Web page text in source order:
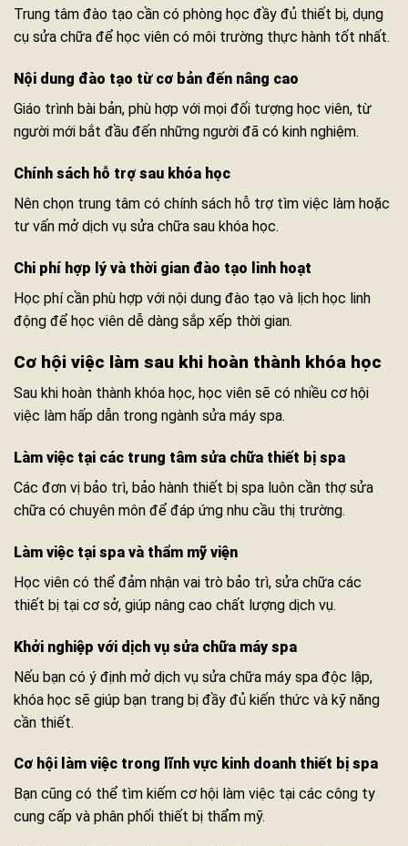
Trung tâm đào tạo cần có phòng học đầy đủ thiết bị, dụng
cụ sửa chữa để học viên có môi trường thực hành tốt nhất.
Nội dung đào tạo từ cơ bản đến nâng cao
Giáo trình bài bản, phù hợp với mọi đối tượng học viên, từ
người mới bắt đầu đến những người đã có kinh nghiệm.
Chính sách hỗ trợ sau khóa học
Nên chọn trung tâm có chính sách hỗ trợ tìm việc làm hoặc
tư vấn mở dịch vụ sửa chữa sau khóa học.
Chi phí hợp lý và thời gian đào tạo linh hoạt
Học phí cần phù hợp với nội dung đào tạo và lịch học linh
động để học viên dễ dàng sắp xếp thời gian.
Cơ hội việc làm sau khi hoàn thành khóa học
Sau khi hoàn thành khóa học, học viên sẽ có nhiều cơ hội
việc làm hấp dẫn trong ngành sửa máy spa.
Làm việc tại các trung tâm sửa chữa thiết bị spa
Các đơn vị bảo trì, bảo hành thiết bị spa luôn cần thợ sửa
chữa có chuyên môn để đáp ứng nhu cầu thị trường.
Làm việc tại spa và thẩm mỹ viện
Học viên có thể đảm nhận vai trò bảo trì, sửa chữa các
thiết bị tại cơ sở, giúp nâng cao chất lượng dịch vụ.
Khởi nghiệp với dịch vụ sửa chữa máy spa
Nếu bạn có ý định mở dịch vụ sửa chữa máy spa độc lập,
khóa học sẽ giúp bạn trang bị đầy đủ kiến thức và kỹ năng
cần thiết.
Cơ hội làm việc trong lĩnh vực kinh doanh thiết bị spa
Bạn cũng có thể tìm kiếm cơ hội làm việc tại các công ty
cung cấp và phân phối thiết bị thẩm mỹ.